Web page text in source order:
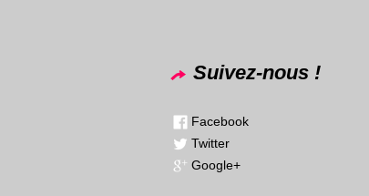
Suivez-nous !
Facebook
Twitter
Google+